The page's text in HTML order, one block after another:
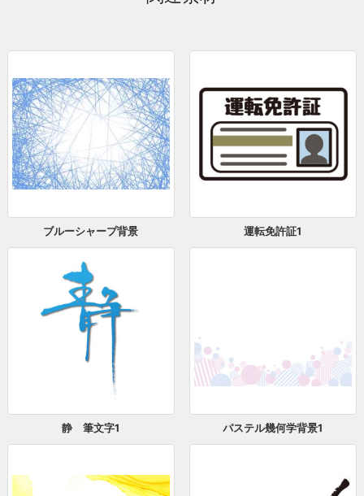
ブルーシャープ背景 運転免許証1
静 筆文字1 パステル幾何学背景1